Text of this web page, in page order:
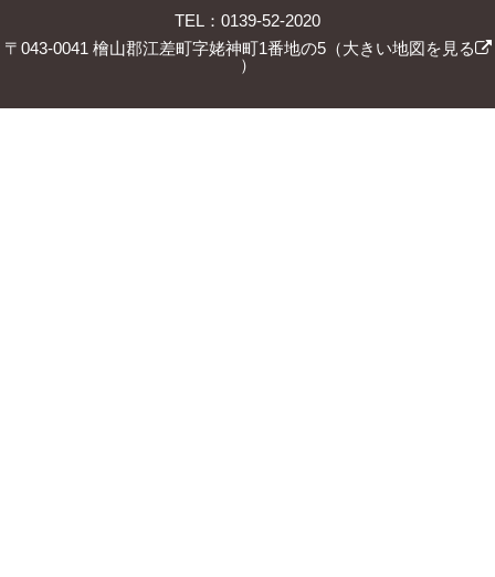
TEL：0139-52-2020
〒043-0041 檜山郡江差町字姥神町1番地の5（大きい地図を見る
）